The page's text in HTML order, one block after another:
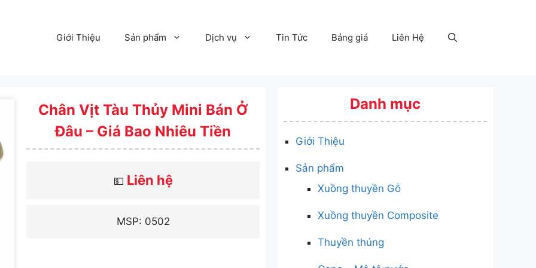
Giới Thiệu Sản phẩm Dịch vụ Tin Tức Bảng giá Liên Hệ
Chân Vịt Tàu Thủy Mini Bán Ở
Đâu – Giá Bao Nhiêu Tiền
💵 Liên hệ
MSP: 0502
Danh mục
Giới Thiệu
Sản phẩm
Xuồng thuyền Gỗ
Xuồng thuyền Composite
Thuyền thúng